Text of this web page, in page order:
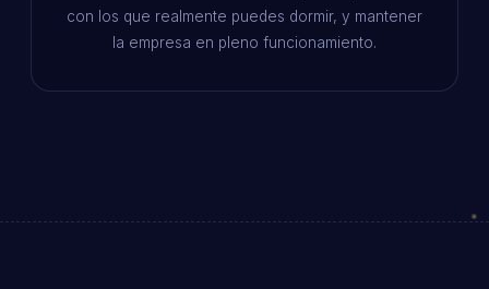
con los que realmente puedes dormir, y mantener
la empresa en pleno funcionamiento.